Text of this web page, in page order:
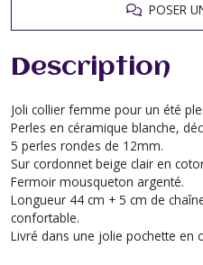
POSER
Description
Joli collier femme pour un été
Perles en céramique blanche,
5 perles rondes de 12mm.
Sur cordonnet beige clair en
Fermoir mousqueton argenté.
Longueur 44 cm + 5 cm de
confortable.
Livré dans une jolie pochette en